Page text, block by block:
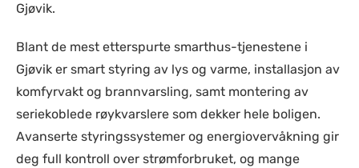
Gjøvik.
Blant de mest etterspurte smarthus-tjenestene i
Gjøvik er smart styring av lys og varme, installasjon av
komfyrvakt og brannvarsling, samt montering av
seriekoblede røykvarslere som dekker hele boligen.
Avanserte styringssystemer og energiovervåkning gir
deg full kontroll over strømforbruket, og mange